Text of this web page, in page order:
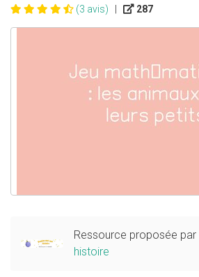
(3 avis) 287
Ressource proposée par
histoire